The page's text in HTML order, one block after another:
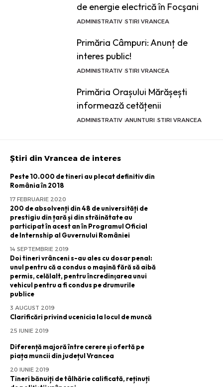
de energie electrică în Focşani
ADMINISTRATIV STIRI VRANCEA
Primăria Câmpuri: Anunț de
interes public!
ADMINISTRATIV STIRI VRANCEA
Primăria Orașului Mărășești
informează cetățenii
ADMINISTRATIV ANUNTURI STIRI VRANCEA
Știri din Vrancea de interes
Peste 10.000 de tineri au plecat definitiv din
România în 2018
17 FEBRUARIE 2020
200 de absolvenți din 48 de universități de
prestigiu din țară și din străinătate au
participat în acest an în Programul Oficial
de Internship al Guvernului României
14 SEPTEMBRIE 2019
Doi tineri vrânceni s-au ales cu dosar penal:
unul pentru că a condus o mașină fără să aibă
permis, celălalt, pentru încredinţarea unui
vehicul pentru a fi condus pe drumurile
publice
3 AUGUST 2019
Clarificări privind ucenicia la locul de muncă
25 IUNIE 2019
Diferență majoră între cerere și ofertă pe
piața muncii din județul Vrancea
20 IUNIE 2019
Tineri bănuiți de tâlhărie calificată, reținuți